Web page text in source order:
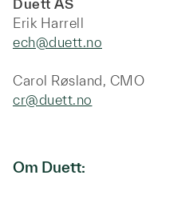
Duett AS
Erik Harrell
ech@duett.no
Carol Røsland, CMO
cr@duett.no
Om Duett: